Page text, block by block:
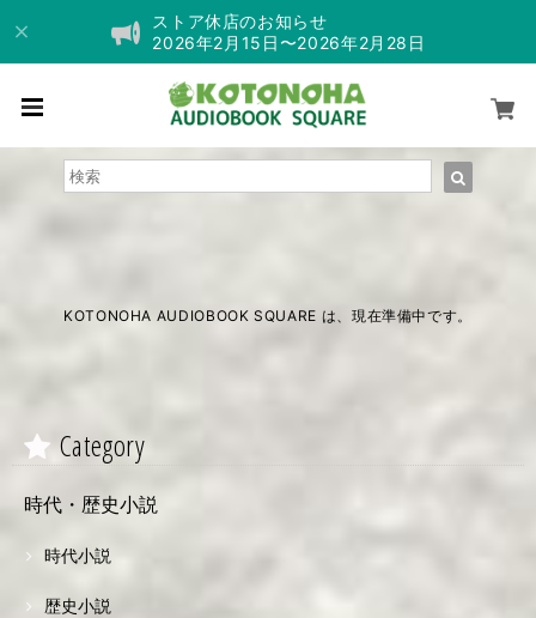
ストア休店のお知らせ
2026年2月15日〜2026年2月28日
KOTONOHA AUDIOBOOK SQUARE は、現在準備中です。
Category
時代・歴史小説
時代小説
歴史小説